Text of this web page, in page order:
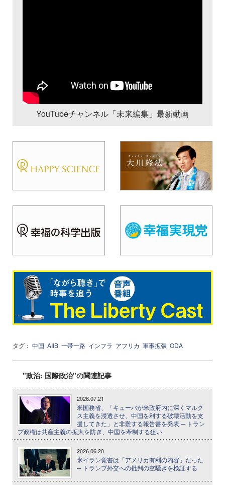
YouTubeチャンネル「未来編集」最新動画
タグ： 中国 AIIB 一帯一路 インフラ アフリカ 軍事拡張 ODA
"政治: 国際政治"の関連記事
2026.07.21
米国務省、「キューバが米政府内に深くマルク
ス主義を浸透させ、中国を利する破壊活動を支
援してきた」と非難する報告書を発表 ─ トラン
プ政権は共産主義の拡大を防ぎ、中国を牽制する狙い
2026.06.20
米イラン覚書は「アメリカ有利の内容」だった
─ トランプ外交への批判の空騒ぎを検証する